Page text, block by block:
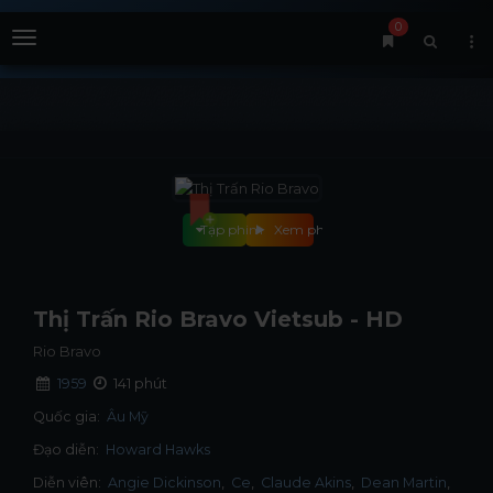
Menu
0
Xem phim
Tập phim
Thị Trấn Rio Bravo Vietsub - HD
Rio Bravo
1959
141 phút
Quốc gia: Âu Mỹ
Đạo diễn: Howard Hawks
Diễn viên: Angie Dickinson Ce Claude Akins
Dean Martin